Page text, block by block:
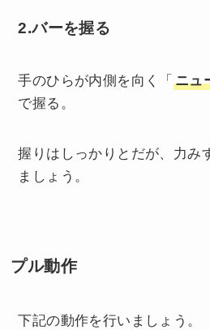
2.バーを握る
手のひらが内側を向く「 ニュ
で握る。
握りはしっかりとだが、力み
ましょう。
プル動作
下記の動作を行いましょう。